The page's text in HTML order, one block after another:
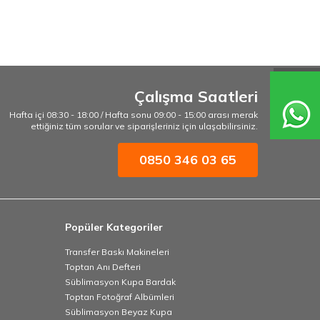
Çalışma Saatleri
Hafta içi 08:30 - 18:00 / Hafta sonu 09:00 - 15:00 arası merak
ettiğiniz tüm sorular ve siparişleriniz için ulaşabilirsiniz.
0850 346 03 65
Popüler Kategoriler
Transfer Baskı Makineleri
Toptan Anı Defteri
Süblimasyon Kupa Bardak
Toptan Fotoğraf Albümleri
Süblimasyon Beyaz Kupa